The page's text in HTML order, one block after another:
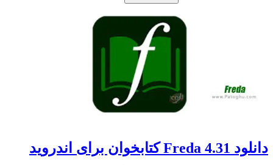
دانلود 4.31 Freda کتابخوان برای اندروید